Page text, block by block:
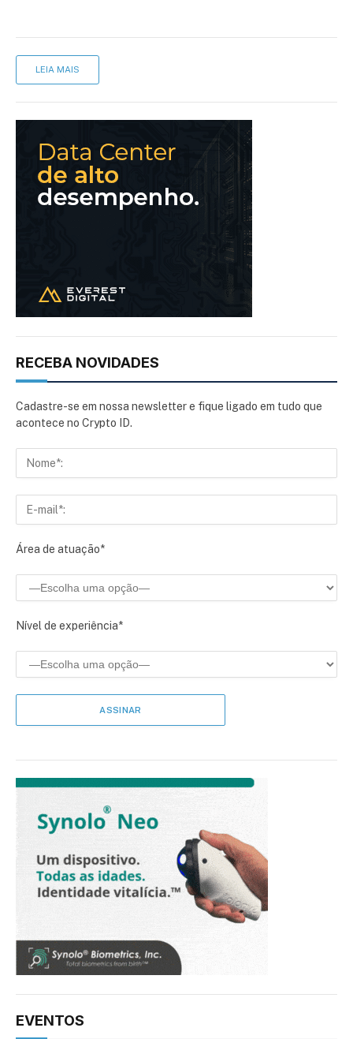
LEIA MAIS
RECEBA NOVIDADES
Cadastre-se em nossa newsletter e fique ligado em tudo que
acontece no Crypto ID.
Área de atuação*
Nível de experiência*
EVENTOS